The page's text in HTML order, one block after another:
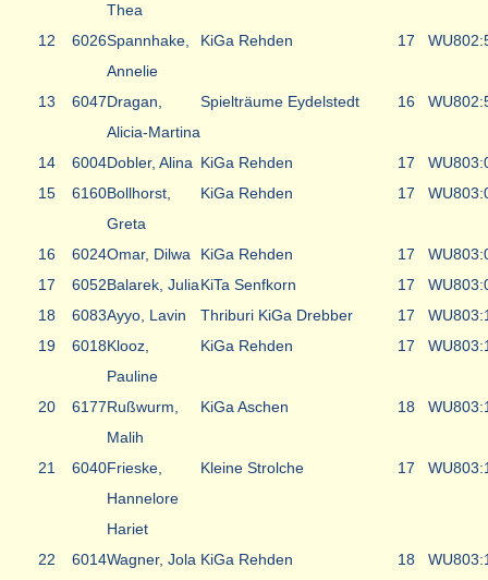
Thea
12 6026Spannhake,
Annelie
KiGa Rehden 17 WU8
13 6047Dragan,
Alicia-Martina
Spielträume Eydelstedt 16 WU8
14 6004Dobler, Alina KiGa Rehden 17 WU8
15
6160Bollhorst,
Greta
KiGa Rehden 17 WU8
16 6024Omar, Dilwa KiGa Rehden 17 WU8
17
6052Balarek, JuliaKiTa Senfkorn 17 WU8
18
6083Ayyo, Lavin Thriburi KiGa Drebber 17 WU8
19
6018Klooz,
Pauline
KiGa Rehden 17 WU8
20 6177Rußwurm,
Malih
KiGa Aschen 18 WU8
21 6040Frieske,
Hannelore
Hariet
Kleine Strolche 17 WU8
22 6014Wagner, Jola KiGa Rehden 18 WU8